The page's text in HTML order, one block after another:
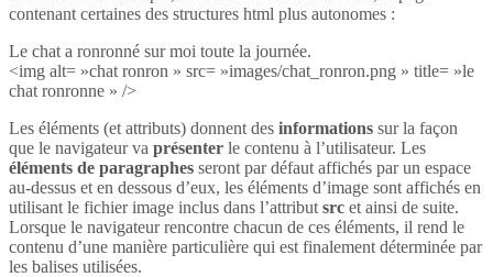
contenant certaines des structures html plus autonomes :
Le chat a ronronné sur moi toute la journée.
<img alt= »chat ronron » src= »images/chat_ronron.png » title= »le
chat ronronne » />
Les éléments (et attributs) donnent des informations sur la façon
que le navigateur va présenter le contenu à l’utilisateur. Les
éléments de paragraphes seront par défaut affichés par un espace
au-dessus et en dessous d’eux, les éléments d’image sont affichés en
utilisant le fichier image inclus dans l’attribut src et ainsi de suite.
Lorsque le navigateur rencontre chacun de ces éléments, il rend le
contenu d’une manière particulière qui est finalement déterminée par
les balises utilisées.